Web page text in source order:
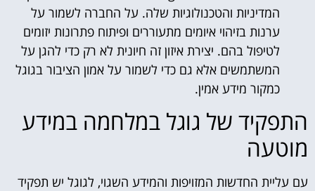
המדיניות והטכנולוגיות שלה. על החברה לשמור על
ערנות בזיהוי איומים מתעוררים ופיתוח פתרונות יזומים
לטיפול בהם. יצירת איזון זה חיונית לא רק כדי להגן על
המשתמשים אלא גם כדי לשמור על אמון הציבור בגוגל
כמקור מידע אמין.
התפקיד של גוגל במלחמה במידע
מוטעה
עם עליית החדשות המזויפות והמידע השגוי, לגוגל יש תפקיד